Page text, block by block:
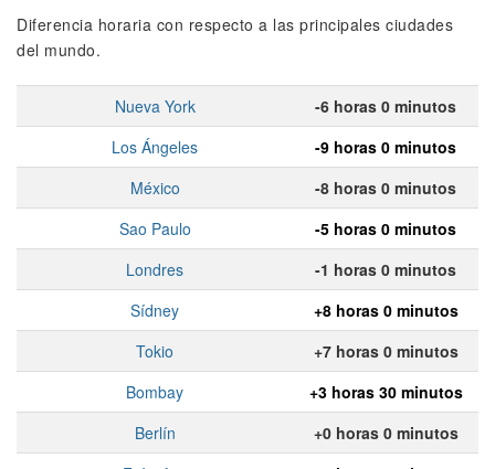
Diferencia horaria con respecto a las principales ciudades
del mundo.
Nueva York
-6 horas 0 minutos
Los Ángeles
-9 horas 0 minutos
México
-8 horas 0 minutos
Sao Paulo
-5 horas 0 minutos
Londres
-1 horas 0 minutos
Sídney
+8 horas 0 minutos
Tokio
+7 horas 0 minutos
Bombay
+3 horas 30 minutos
Berlín
+0 horas 0 minutos